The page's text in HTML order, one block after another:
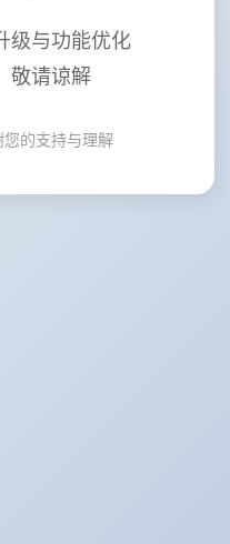
级与功能优化
敬请谅解
的支持与理解